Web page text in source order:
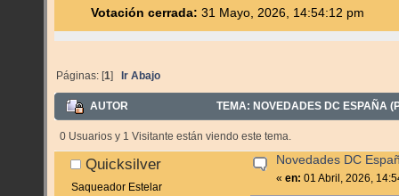
Votación cerrada: 31 Mayo, 2026, 14:54:12 pm
Páginas: [1] Ir Abajo
AUTOR TEMA: NOVEDADES DC ESPAÑA
0 Usuarios y 1 Visitante están viendo este tema.
Quicksilver
Saqueador Estelar
Novedades DC
«en: 01 Abril, 2026,